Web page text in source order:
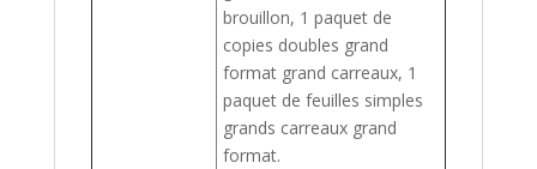
brouillon, 1 paquet de
copies doubles grand
format grand carreaux, 1
paquet de feuilles simples
grands carreaux grand
format.